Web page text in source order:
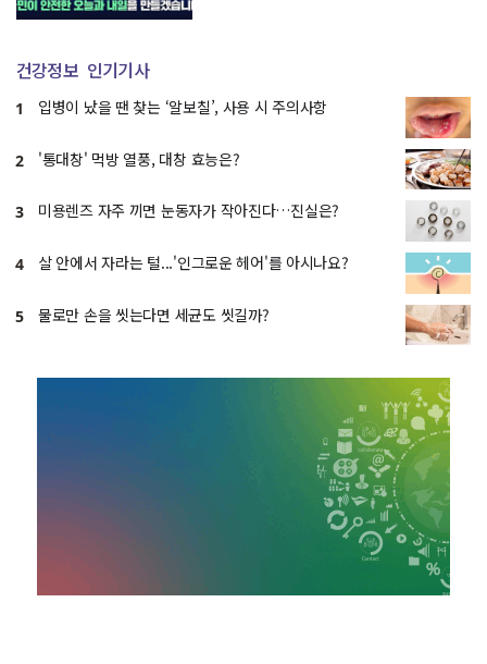
건강정보 인기기사
1 입병이 났을 땐 찾는 ‘알보칠’, 사용 시 주의사항
2 '통대창' 먹방 열풍, 대창 효능은?
3 미용렌즈 자주 끼면 눈동자가 작아진다…진실은?
4 살 안에서 자라는 털...'인그로운 헤어'를 아시나요?
5 물로만 손을 씻는다면 세균도 씻길까?